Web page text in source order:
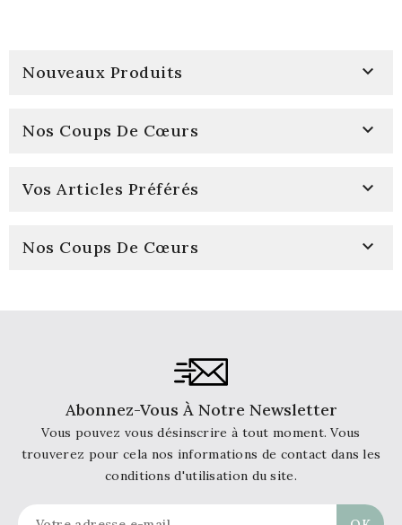
Nouveaux Produits 
Nos Coups De Cœurs 
Vos Articles Préférés 
Nos Coups De Cœurs 
Abonnez-Vous À Notre Newsletter
Vous pouvez vous désinscrire à tout moment. Vous
trouverez pour cela nos informations de contact dans les
conditions d'utilisation du site.